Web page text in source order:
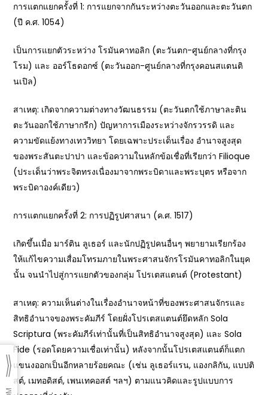
การแตกแยกครั้งที่ 1: การแยกจากกันระหว่างตะวันออกและตะวันตก
(ปี ค.ศ. 1054)
เป็นการแยกตัวระหว่าง โรมันคาทอลิก (ตะวันตก-ศูนย์กลางที่กรุง
โรม) และ ออร์โธดอกซ์ (ตะวันออก-ศูนย์กลางที่กรุงคอนสแตนติ
นเปิล)
สาเหตุ: เกิดจากความต่างทางวัฒนธรรม (ตะวันตกใช้ภาษาละติน
ตะวันออกใช้ภาษากรีก) ปัญหาการเมืองระหว่างจักรวรรดิ และ
ความขัดแย้งทางเทววิทยา โดยเฉพาะประเด็นเรื่อง อำนาจสูงสุด
ของพระสันตะปาปา และข้อความในหลักข้อเชื่อที่เรียกว่า Filioque
(ประเด็นว่าพระจิตทรงเนื่องมาจากพระบิดาและพระบุตร หรือจาก
พระบิดาองค์เดียว)
การแตกแยกครั้งที่ 2: การปฏิรูปศาสนา (ค.ศ. 1517)
เกิดขึ้นเมื่อ มาร์ติน ลูเธอร์ และนักปฏิรูปคนอื่นๆ พยายามเรียกร้อง
ให้แก้ไขความเสื่อมโทรมภายในพระศาสนจักรโรมันคาทอลิกในยุค
นั้น จนนำไปสู่การแยกตัวของกลุ่ม โปรเตสแตนต์ (Protestant)
สาเหตุ: ความเห็นต่างในเรื่องอำนาจหน้าที่ของพระศาสนจักรและ
สิทธิอำนาจของพระคัมภีร์ โดยฝั่งโปรเตสแตนต์ยึดหลัก Sola
Scriptura (พระคัมภีร์เท่านั้นที่เป็นสิทธิอำนาจสูงสุด) และ Sola
Fide (รอดโดยความเชื่อเท่านั้น) หลังจากนั้นโปรเตสแตนต์ก็แตก
แขนงออกเป็นอีกหลายร้อยคณะ (เช่น ลูเธอร์แรน, แองกลิกัน, แบปติ
สต์, เมทอดิสต์, เพนเทคอสต์ ฯลฯ) ตามแนวคิดและรูปแบบการ